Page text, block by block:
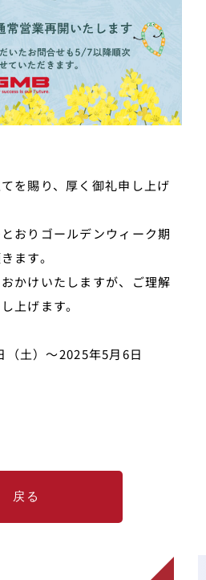
を賜り、厚く御礼申し上げ
おりゴールデンウィーク期
ます。
かけいたしますが、ご理解
上げます。
（土）～2025年5月6日
戻る